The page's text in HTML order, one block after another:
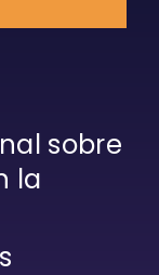
sobre
la